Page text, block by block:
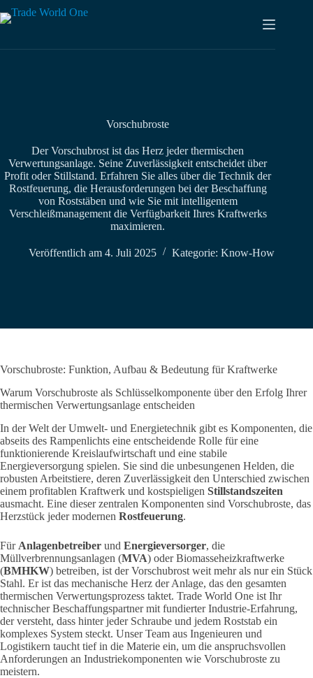
Inhalt
Vorschubroste
Der Vorschubrost ist das Herz jeder thermischen
Verwertungsanlage. Seine Zuverlässigkeit entscheidet über
Profit oder Stillstand. Erfahren Sie alles über die Technik der
Rostfeuerung, die Herausforderungen bei der Beschaffung
von Roststäben und wie Sie mit intelligentem
Verschleißmanagement die Verfügbarkeit Ihres Kraftwerks
maximieren.
Veröffentlich am 4. Juli 2025 Kategorie: Know-How
Vorschubroste: Funktion, Aufbau & Bedeutung für Kraftwerke
Warum Vorschubroste als Schlüsselkomponente über den Erfolg Ihrer
thermischen Verwertungsanlage entscheiden
In der Welt der Umwelt- und Energietechnik gibt es Komponenten, die
abseits des Rampenlichts eine entscheidende Rolle für eine
funktionierende Kreislaufwirtschaft und eine stabile
Energieversorgung spielen. Sie sind die unbesungenen Helden, die
robusten Arbeitstiere, deren Zuverlässigkeit den Unterschied zwischen
einem profitablen Kraftwerk und kostspieligen Stillstandszeiten
ausmacht. Eine dieser zentralen Komponenten sind Vorschubroste, das
Herzstück jeder modernen Rostfeuerung.
Für Anlagenbetreiber und Energieversorger, die
Müllverbrennungsanlagen (MVA) oder Biomasseheizkraftwerke
(BMHKW) betreiben, ist der Vorschubrost weit mehr als nur ein Stück
Stahl. Er ist das mechanische Herz der Anlage, das den gesamten
thermischen Verwertungsprozess taktet. Trade World One ist Ihr
technischer Beschaffungspartner mit fundierter Industrie-Erfahrung,
der versteht, dass hinter jeder Schraube und jedem Roststab ein
komplexes System steckt. Unser Team aus Ingenieuren und
Logistikern taucht tief in die Materie ein, um die anspruchsvollen
Anforderungen an Industriekomponenten wie Vorschubroste zu
meistern.